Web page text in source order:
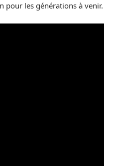
pour les générations à venir.